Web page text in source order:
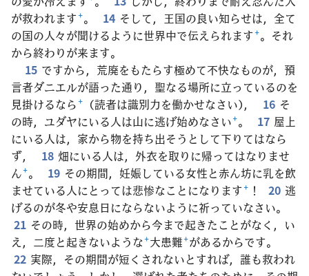
が救われます+。 14 そして，王国の良い知らせは，全て
の国の人々が聞けるように世界中で伝えられます+。それ
から終わりが来ます。
15 ですから，荒廃をもたらす極めて不快なものが，預
言者ダニエルが語った通り，聖なる場所に立っているのを
見掛けるなら+ （読者は識別力を働かせなさい）， 16 そ
の時，ユダヤにいる人は山に逃げ始めなさい+。 17 屋上
にいる人は，家から物を持ち出そうとして下りてはなら
ず，
18 畑にいる人は，外衣を取りに帰ってはなりませ
ん+。 19 その期間，妊娠している女性と赤ん坊に乳を飲
ませている人にとっては悲惨なことになります+ ！ 20 逃
げるのが冬や安息日にならないように祈っていなさい。
21 その時，世界の始めから今まで起きたことがなく，い
え，二度と起きないような+大患難+があるからです。
22 実際，その期間が短くされないとすれば，誰も救われ